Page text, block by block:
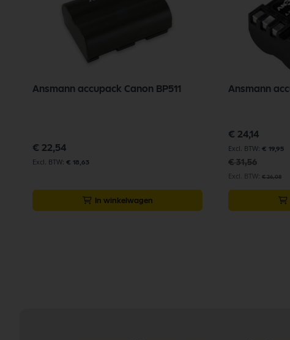
Ansmann accupack Canon BP511
€ 22,54
€ 18,63
In winkelwagen
Ansmann
Speciale
prijs
€ 24,14
€ 19,95
€ 31,56
€ 26,08